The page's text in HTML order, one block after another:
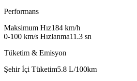
Performans
Maksimum Hız184 km/h
0-100 km/s Hızlanma11.3 sn
Tüketim & Emisyon
Şehir İçi Tüketim5.8 L/100km